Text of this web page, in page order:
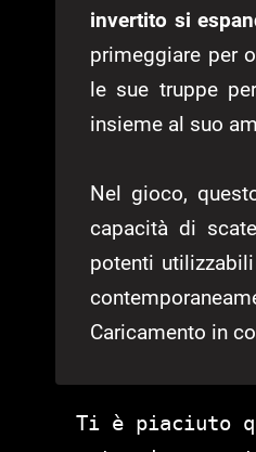
invertito si
primeggiare per
le sue truppe
insieme al suo
Nel gioco,
capacità di
potenti
Caricamento in
Ti è piaciuto